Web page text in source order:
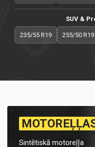
SUV &
235/55 R19 255/50 R19
Sintētiskā motoreļļa